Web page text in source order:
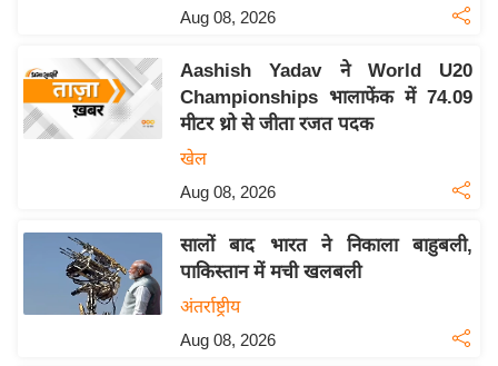
त
वि
शे
ज
Aug 08, 2026
Aashish Yadav ने World U20
Championships भालाफेंक में 74.09
मीटर थ्रो से जीता रजत पदक
खेल
Aug 08, 2026
सालों बाद भारत ने निकाला बाहुबली,
पाकिस्तान में मची खलबली
अंतर्राष्ट्रीय
Aug 08, 2026